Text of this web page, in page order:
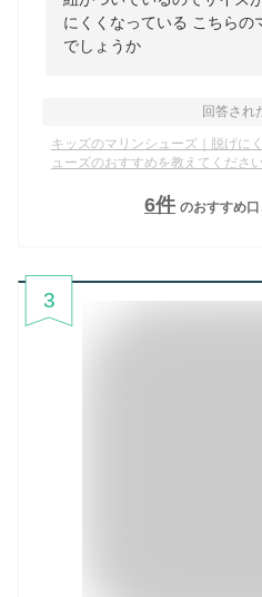
にくくなっている こちらの
でしょうか
回答され
キッズのマリンシューズ｜脱げに
ューズのおすすめを教えてください
6件 のおすすめ
3